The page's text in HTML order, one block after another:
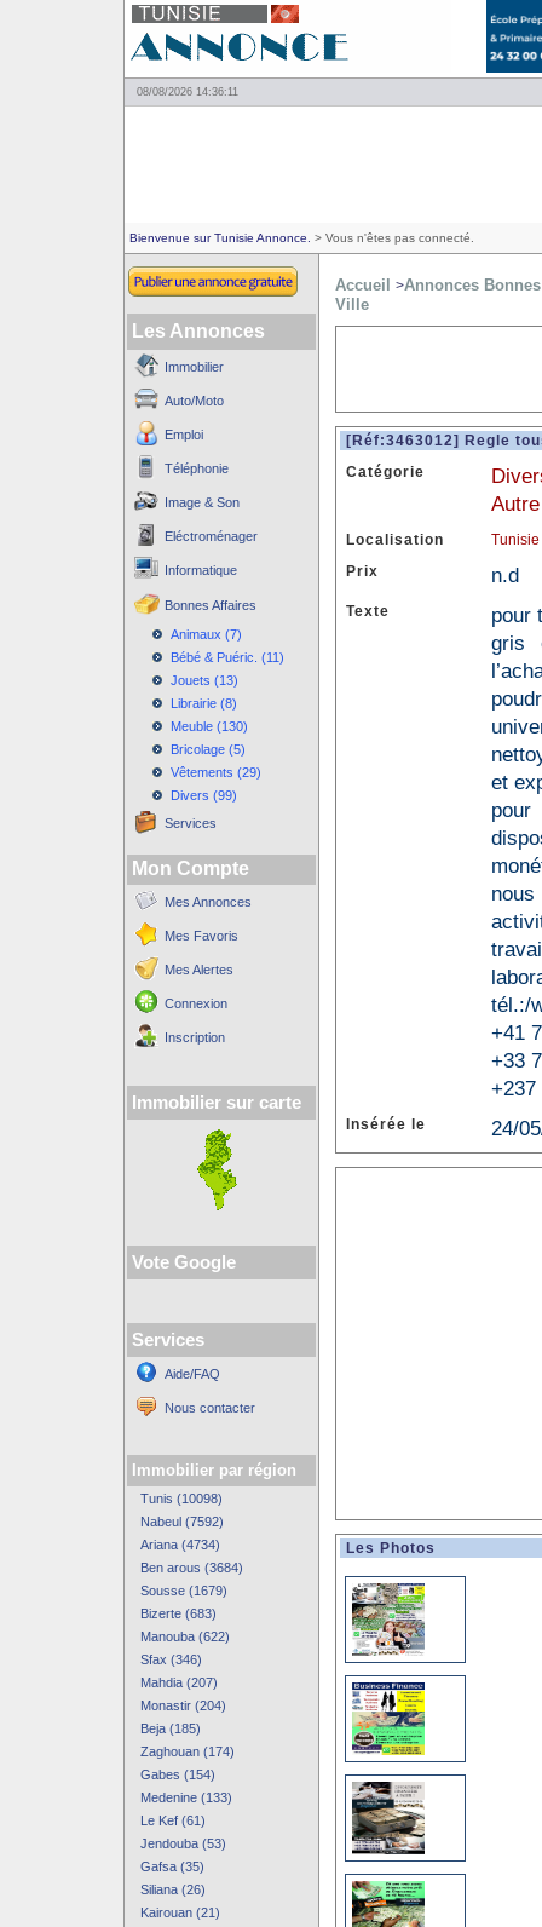
08/08/2026 14:36:11
Bienvenue sur Tunisie Annonce. > Vous n'êtes pas connecté.
Les Annonces
Immobilier
Auto/Moto
Emploi
Téléphonie
Image & Son
Eléctroménager
Informatique
Bonnes Affaires
Animaux (7)
Bébé & Puéric. (11)
Jouets (13)
Librairie (8)
Meuble (130)
Bricolage (5)
Vêtements (29)
Divers (99)
Services
Mon Compte
Mes Annonces
Mes Favoris
Mes Alertes
Connexion
Inscription
Immobilier sur carte
Vote Google
Services
Aide/FAQ
Nous contacter
Immobilier par région
Tunis (10098)
Nabeul (7592)
Ariana (4734)
Ben arous (3684)
Sousse (1679)
Bizerte (683)
Manouba (622)
Sfax (346)
Mahdia (207)
Monastir (204)
Beja (185)
Zaghouan (174)
Gabes (154)
Medenine (133)
Le Kef (61)
Jendouba (53)
Gafsa (35)
Siliana (26)
Kairouan (21)
Accueil >Annonces
Ville
[Réf:3463012] Regle
Catégorie
Autre
Localisation Tunisie
Prix
n.d
Texte
pour
gris
et
pour
tél.:/
+41
+33
+237
Insérée le 24/
Les Photos